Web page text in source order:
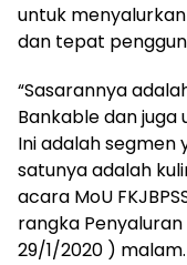
untuk
dan tepat
“Sasarannya
Bankable dan
Ini adalah
satunya adalah
acara MoU
rangka Penyaluran
29/1/2020 ) malam.